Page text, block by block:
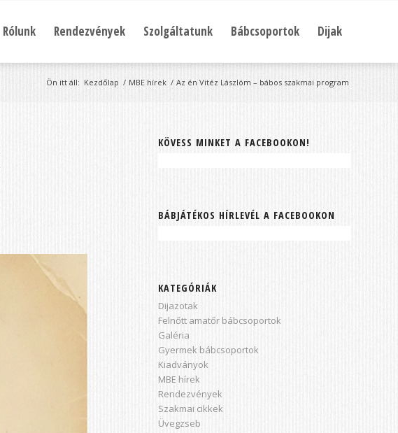
Rólunk Rendezvények Szolgáltatunk Bábcsoportok Dijak
Ön itt áll: Kezdőlap / MBE hírek / Az én Vitéz Lászlóm – bábos szakmai program
KÖVESS MINKET A FACEBOOKON!
BÁBJÁTÉKOS HÍRLEVÉL A FACEBOOKON
KATEGÓRIÁK
Dijazotak
Felnőtt amatőr bábcsoportok
Galéria
Gyermek bábcsoportok
Kiadványok
MBE hírek
Rendezvények
Szakmai cikkek
Üvegzseb